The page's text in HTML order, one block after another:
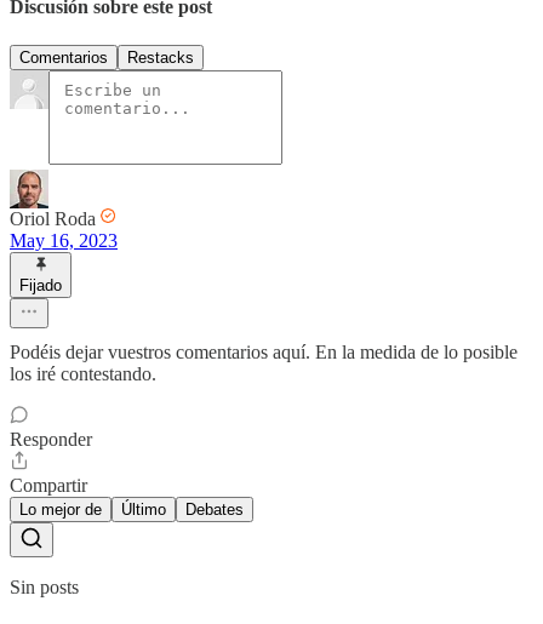
Discusión sobre este post
Comentarios Restacks
Oriol Roda
May 16, 2023
Fijado
Podéis dejar vuestros comentarios aquí. En la medida de lo posible
los iré contestando.
Responder
Compartir
Lo mejor de Último Debates
Sin posts